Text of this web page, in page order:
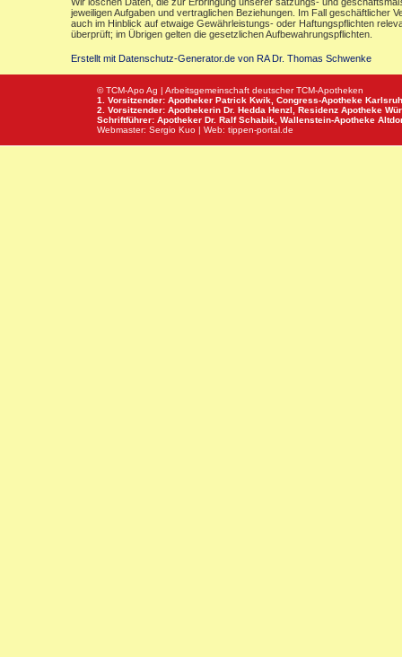
jeweiligen Aufgaben und vertraglichen Beziehungen. Im Fall geschäftlicher
auch im Hinblick auf etwaige Gewährleistungs- oder Haftungspflichten
überprüft; im Übrigen gelten die gesetzlichen Aufbewahrungspflichten.
Erstellt mit Datenschutz-Generator.de von RA Dr. Thomas Schwenke
© TCM-Apo Ag | Arbeitsgemeinschaft deutscher TCM-Apotheken
1. Vorsitzender: Apotheker Patrick Kwik, Congress-Apotheke
2. Vorsitzender: Apothekerin Dr. Hedda Henzl, Residenz Apotheke
Schriftführer: Apotheker Dr. Ralf Schabik, Wallenstein-Apotheke
Webmaster: Sergio Kuo | Web: tippen-portal.de